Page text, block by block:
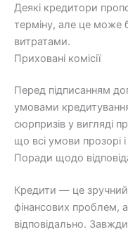
Деякі кредитори
терміну, але це може
витратами.
Приховані комісії
Перед підписанням
умовами
сюрпризів у вигляді
що всі умови прозорі і
Поради щодо
Кредити — це зручний
фінансових проблем,
відповідально.